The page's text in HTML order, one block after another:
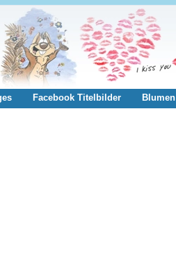
Facebook Titelbilder Blumen